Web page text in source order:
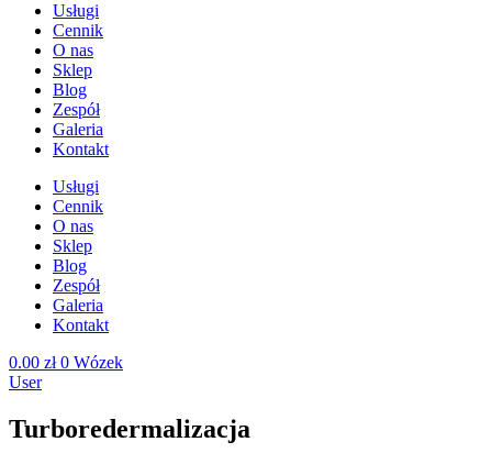
Usługi
Cennik
O nas
Sklep
Blog
Zespół
Galeria
Kontakt
Usługi
Cennik
O nas
Sklep
Blog
Zespół
Galeria
Kontakt
0.00 zł 0 Wózek
User
Turboredermalizacja